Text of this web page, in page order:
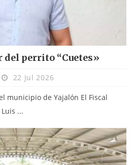
del perrito “Cuetes»
22 Jul 2026
municipio de Yajalón El Fiscal
...